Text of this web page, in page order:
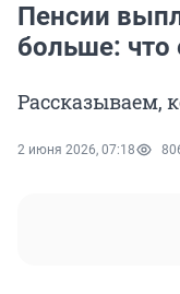
Пенсии
больше:
Рассказываем,
2 июня 2026, 07:18